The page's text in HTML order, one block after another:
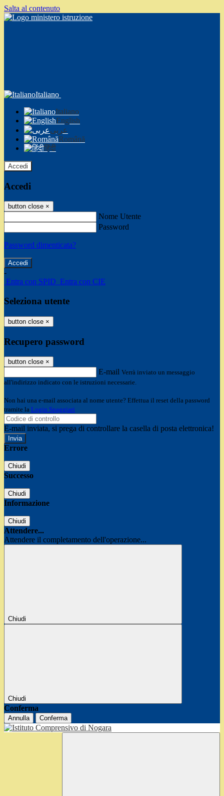
Salta al contenuto
Italiano
Italiano
English
عربى
Română
हिंदी
Accedi
Accedi
button close ×
Nome Utente
Password
Password dimenticata?
-
Entra con SPID Entra con CIE
Seleziona utente
button close ×
Recupero password
button close ×
E-mail Verrà inviato un messaggio
all'indirizzo indicato con le istruzioni necessarie.
Non hai una e-mail associata al nome utente? Effettua il reset della password
tramite la Login Spaggiari
E-mail inviata, si prega di controllare la casella di posta elettronica!
Errore
Chiudi
Successo
Chiudi
Informazione
Chiudi
Attendere...
Attendere il completamento dell'operazione...
Chiudi
Chiudi
Conferma
Annulla Conferma